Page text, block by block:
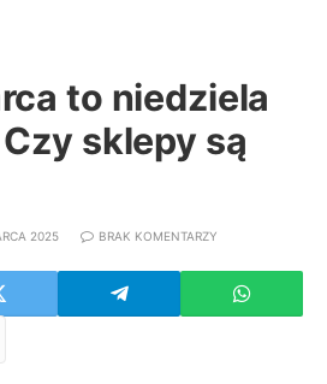
to niedziela
sklepy są
2025 BRAK KOMENTARZY